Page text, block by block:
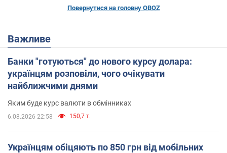
Повернутися на головну OBOZ
Важливе
Банки "готуються" до нового курсу долара:
українцям розповіли, чого очікувати
найближчими днями
Яким буде курс валюти в обмінниках
6.08.2026 22:58 150,7 т.
Українцям обіцяють по 850 грн від мобільних